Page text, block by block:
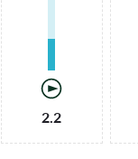
2.2